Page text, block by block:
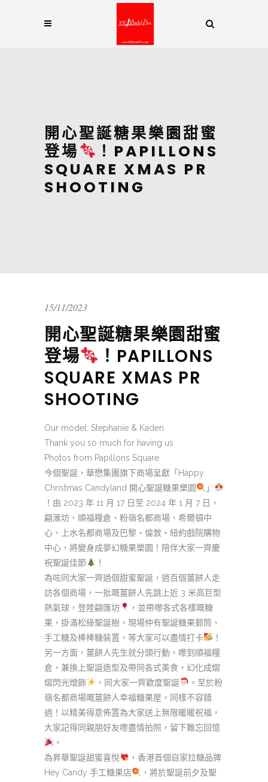
開心聖誕糖果樂園甜蜜
登場
！PAPILLONS
SQUARE XMAS PR
SHOOTING
15/11/2023
開心聖誕糖果樂園甜蜜
登場
！PAPILLONS
SQUARE XMAS PR
SHOOTING
Our model: Stephanie & Kaden
Thank you so much for having us
Photos from Papillons Square
今個聖誕，華懋集團旗下商場呈獻「Happy
Christmas Candyland 開心聖誕糖果樂園
」
！由 2023 年 11 月 17 日至 2024 年 1 月 7 日，
翩滙坊、順福糧倉、粉嶺名都商場、希爾頓中
心、上水名都商場及巴黎‧倫敦‧紐約戲院購物
中心，將變身成夢幻糖果樂園！陪伴大家一齊慶
祝聖誕佳節
！
為咗同大家一齊過個甜蜜聖誕，過百個薑餅人走
訪各個商場，一批嘅薑餅人先跳上近 3 米高巨型
熱氣球，登陸翩匯坊
，並帶嚟各式各樣嘅糖
果，掛滿松綠聖誕樹，現場仲有聖誕糖果郵筒、
手工糖及棒棒糖裝置，等大家可以盡情打卡
！
另一方面，薑餅人先生就分頭行動，嚟到順福糧
倉，兼換上聖誕造型及帶同各式美食，幻化成熠
熠閃光燈飾
，同大家一齊歡度聖誕
。至於粉
嶺名都商場嘅薑餅人幸福糖果屋，同樣不容錯
過！以精美得意佈置為大家送上無限暖暖祝福，
大家記得同親朋好友嚟盡情拍照，留下難忘回憶
。
為昇華聖誕甜蜜喜悅
，香港首個自家拉糖品牌
Hey Candy 手工糖果店
，將於聖誕前夕及聖